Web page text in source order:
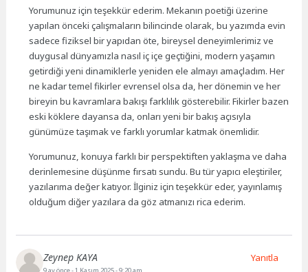
Yorumunuz için teşekkür ederim. Mekanın poetiği üzerine
yapılan önceki çalışmaların bilincinde olarak, bu yazımda evin
sadece fiziksel bir yapıdan öte, bireysel deneyimlerimiz ve
duygusal dünyamızla nasıl iç içe geçtiğini, modern yaşamın
getirdiği yeni dinamiklerle yeniden ele almayı amaçladım. Her
ne kadar temel fikirler evrensel olsa da, her dönemin ve her
bireyin bu kavramlara bakışı farklılık gösterebilir. Fikirler bazen
eski köklere dayansa da, onları yeni bir bakış açısıyla
günümüze taşımak ve farklı yorumlar katmak önemlidir.
Yorumunuz, konuya farklı bir perspektiften yaklaşma ve daha
derinlemesine düşünme fırsatı sundu. Bu tür yapıcı eleştiriler,
yazılarıma değer katıyor. İlginiz için teşekkür eder, yayınlamış
olduğum diğer yazılara da göz atmanızı rica ederim.
Zeynep KAYA Yanıtla